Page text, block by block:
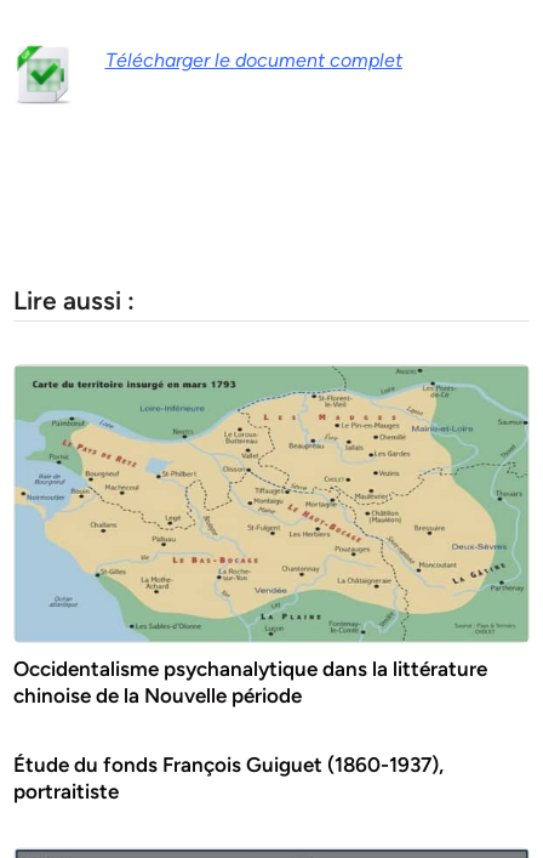
Télécharger le document complet
Lire aussi :
Occidentalisme psychanalytique dans la littérature
chinoise de la Nouvelle période
Étude du fonds François Guiguet (1860-1937),
portraitiste